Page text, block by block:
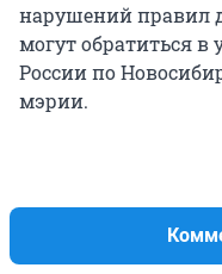
нарушений правил
могут обратиться
России по
мэрии.
Жители
нередко
они пытаются